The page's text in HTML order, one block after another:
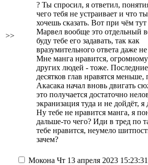
>>
? Ты спросил, я ответил,
чего тебя не устраивает и что
хочешь сказать. Вот при чём
Марвел вообще это отдельный
буду тебе его задавать, так как
вразумительного ответа даже
Мне манга нравится,
других людей - тоже. Последние
десятков глав нравятся меньше,
Акасака начал вновь двигать
это получается достаточно
экранизация туда и не дойдёт,
Ну тебе не нравится манга, я
дальше-то чего? Иди в тред по
тебе нравится, неумело
зачем?
Мокона Чт 13 апреля 2023 15:23:31